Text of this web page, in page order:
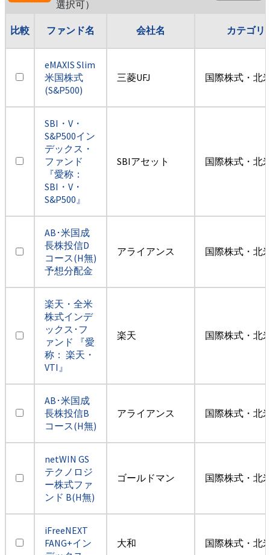
選択可）
比較 ファンド名 会社名 カテゴリ
eMAXIS Slim
米国株式
(S&P500)
三菱UFJ 国際株式・北
SBI・V・
S&P500イン
デックス・
ファンド
『愛称：
SBI・V・
S&P500』
SBIアセット 国際株式・北
AB･米国成
長株投信D
コース(H無)
予想分配金
アライアンス 国際株式・北
楽天・全米
株式インデ
ックス･フ
ァンド 『愛
称： 楽天・
VTI』
楽天 国際株式・北
AB･米国成
長株投信B
コース(H無)
アライアンス 国際株式・北
netWIN GS
テクノロジ
ー株式ファ
ンド B(H無)
ゴールドマン 国際株式・北
iFreeNEXT
FANG+イン
大和 国際株式・北